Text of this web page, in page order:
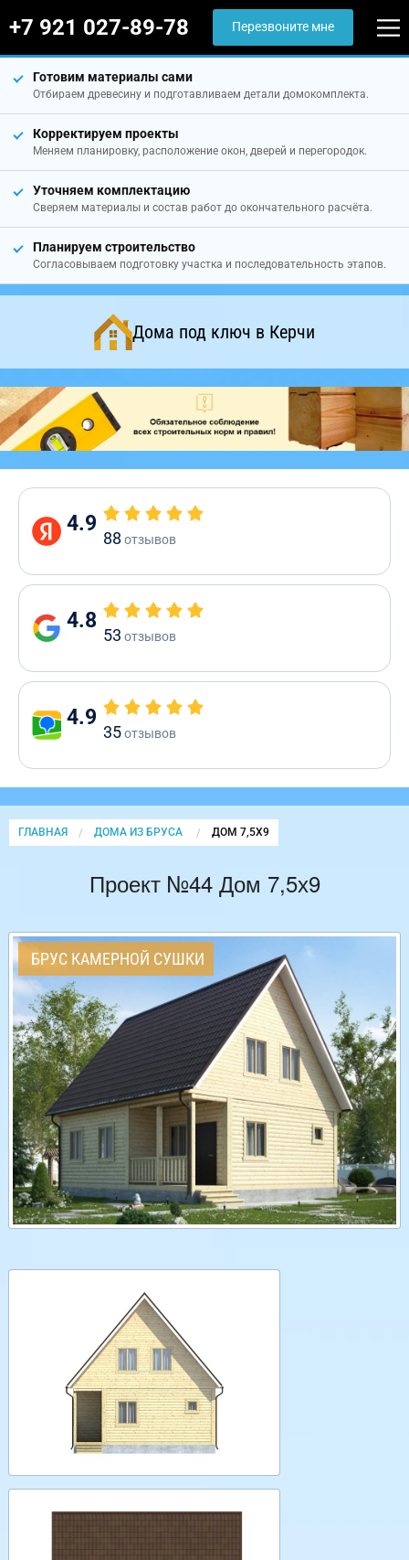
+7 921 027-89-78 Перезвоните мне
Готовим материалы сами
Отбираем древесину и подготавливаем детали домокомплекта.
Корректируем проекты
Меняем планировку, расположение окон, дверей и перегородок.
Уточняем комплектацию
Сверяем материалы и состав работ до окончательного расчёта.
Планируем строительство
Согласовываем подготовку участка и последовательность этапов.
Дома под ключ в Керчи
4.9
88 отзывов
4.8
53 отзывов
4.9
35отзывов
ГЛАВНАЯ ДОМА ИЗ БРУСА CURRENT:
ДОМ 7,5Х9
Проект №44 Дом 7,5х9
БРУС КАМЕРНОЙ СУШКИ